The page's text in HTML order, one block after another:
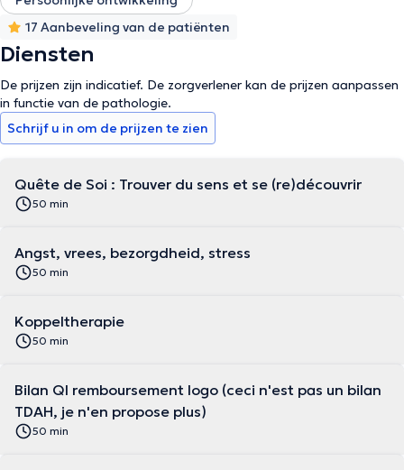
17 Aanbeveling van de patiënten
Diensten
De prijzen zijn indicatief. De zorgverlener kan de prijzen aanpassen
in functie van de pathologie.
Schrijf u in om de prijzen te zien
Quête de Soi : Trouver du sens et se (re)découvrir
50 min
Angst, vrees, bezorgdheid, stress
50 min
Koppeltherapie
50 min
Bilan QI remboursement logo (ceci n'est pas un bilan
TDAH, je n'en propose plus)
50 min